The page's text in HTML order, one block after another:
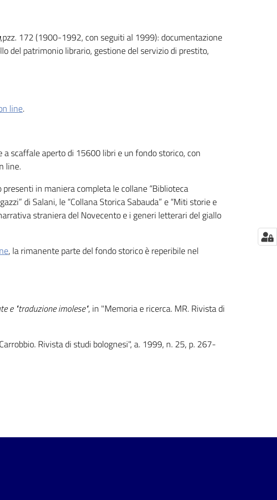
,pzz. 172 (1900-1992, con seguiti al 1999): documentazione
del patrimonio librario, gestione del servizio di prestito,
line.
scaffale aperto di 15600 libri e un fondo storico, con
line.
in maniera completa le collane “Biblioteca
di Salani, le “Collana Storica Sabauda” e “Miti storie e
straniera del Novecento e i generi letterari del giallo
, la rimanente parte del fondo storico è reperibile nel
e "traduzione imolese", in "Memoria e ricerca. MR. Rivista di
Rivista di studi bolognesi", a. 1999, n. 25, p. 267-